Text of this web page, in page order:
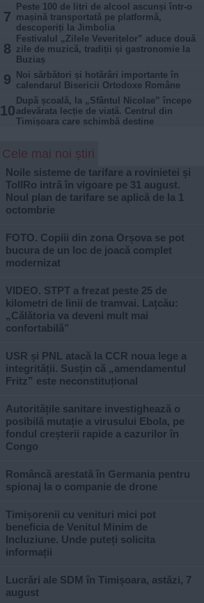
7
Peste 100 de litri de alcool ascunși într-o
mașină transportată pe platformă,
descoperiți la Jimbolia
8
Festivalul „Zilele Veverițelor” aduce două
zile de muzică, tradiții și gastronomie la
Buziaș
9
Noi sărbători și hotărâri importante în
calendarul Bisericii Ortodoxe Române
10
După școală, la „Sfântul Nicolae” începe
adevărata lecție de viață. Centrul din
Timișoara care schimbă destine
Cele mai noi știri
Noile sisteme de tarifare a rovinietei și
TollRo intră în vigoare pe 31 august.
Noul plan de tarifare se aplică de la 1
octombrie
FOTO. Copiii din zona Orșova se pot
bucura de un loc de joacă complet
modernizat
VIDEO. STPT a frezat peste 25 de
kilometri de linii de tramvai. Lațcău:
„Călătoria va deveni mult mai
confortabilă”
USR și PNL atacă la CCR noua lege a
integrității. Susțin că „amendamentul
Fritz” este neconstituțional
Autoritățile sanitare investighează o
posibilă mutație a virusului Ebola, pe
fondul creșterii rapide a cazurilor în
Congo
Româncă arestată în Germania pentru
spionaj la o companie de drone
Timișorenii cu venituri mici pot
beneficia de Venitul Minim de
Incluziune. Unde puteți solicita
informații
Lucrări ale SDM în Timișoara, astăzi, 7
august